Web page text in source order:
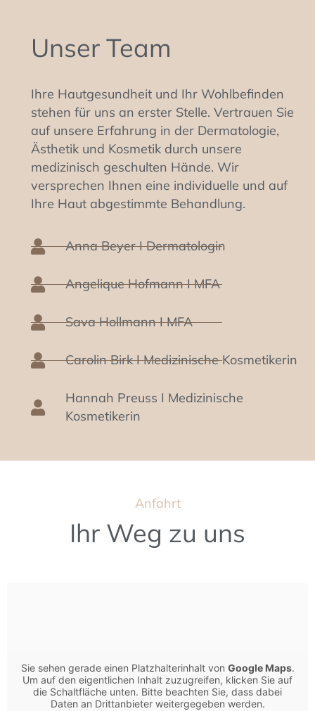
Unser Team
Ihre Hautgesundheit und Ihr Wohlbefinden
stehen für uns an erster Stelle. Vertrauen Sie
auf unsere Erfahrung in der Dermatologie,
Ästhetik und Kosmetik durch unsere
medizinisch geschulten Hände. Wir
versprechen Ihnen eine individuelle und auf
Ihre Haut abgestimmte Behandlung.
Anna Beyer I Dermatologin
Angelique Hofmann I MFA
Sava Hollmann I MFA
Carolin Birk I Medizinische Kosmetikerin
Hannah Preuss I Medizinische
Kosmetikerin
Anfahrt
Ihr Weg zu uns
Sie sehen gerade einen Platzhalterinhalt von Google Maps.
Um auf den eigentlichen Inhalt zuzugreifen, klicken Sie auf
die Schaltfläche unten. Bitte beachten Sie, dass dabei
Daten an Drittanbieter weitergegeben werden.